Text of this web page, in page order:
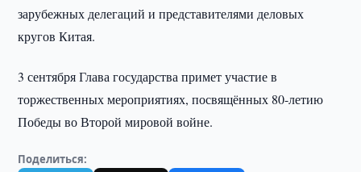
зарубежных делегаций и представителями деловых
кругов Китая.
3 сентября Глава государства примет участие в
торжественных мероприятиях, посвящённых 80-летию
Победы во Второй мировой войне.
Поделиться: